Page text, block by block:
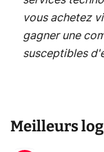
vous achetez
gagner une
susceptibles
Meilleurs